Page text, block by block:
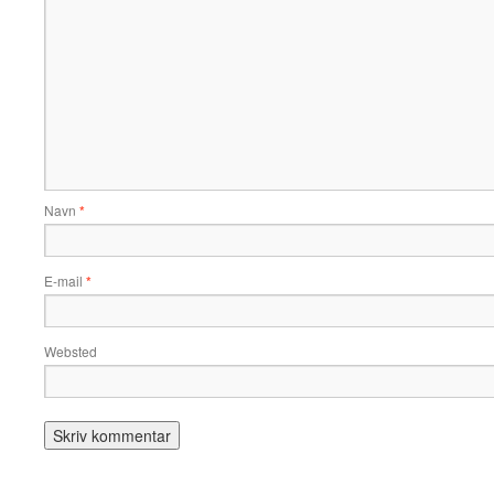
Navn *
E-mail *
Websted